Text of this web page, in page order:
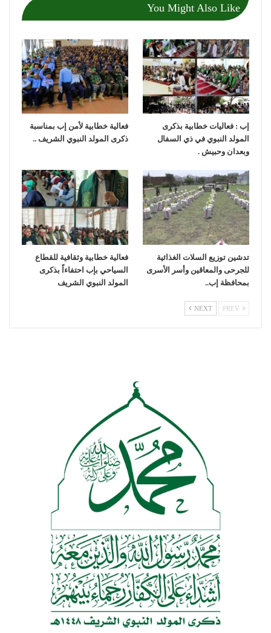
You Might Also Like
إب : فعاليات خطابية بذكرى
المولد النبوي في ذي السفال
وبعدان وحبيش .
فعالية خطابية لأمن إب بمناسبة
ذكرى المولد النبوي الشريف ..
تدشين توزيع السلات الغذائية
للجرحى والمعاقين وأسر الأسرى
بمحافظة إب..
فعالية خطابية وثقافية للقطاع
السياحي بإب احتفاءاً بذكرى
المولد النبوي الشريف
NEXT